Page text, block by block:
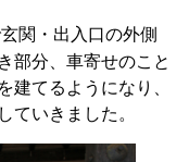
関・出入口の外側
部分、車寄せのこと
建てるようになり、
ていきました。